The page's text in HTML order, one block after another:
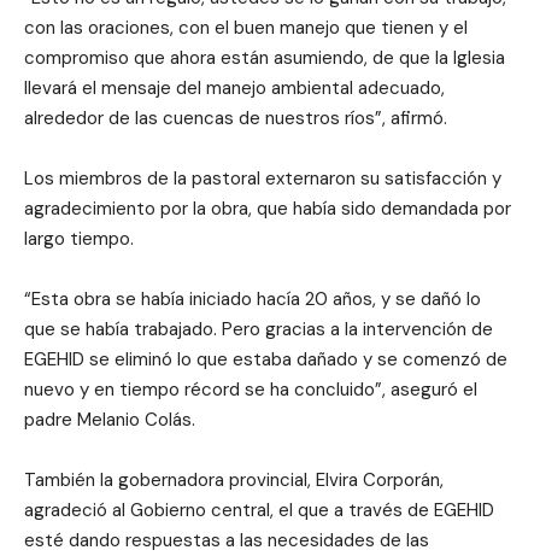
con las oraciones, con el buen manejo que tienen y el
compromiso que ahora están asumiendo, de que la Iglesia
llevará el mensaje del manejo ambiental adecuado,
alrededor de las cuencas de nuestros ríos”, afirmó.
Los miembros de la pastoral externaron su satisfacción y
agradecimiento por la obra, que había sido demandada por
largo tiempo.
“Esta obra se había iniciado hacía 20 años, y se dañó lo
que se había trabajado. Pero gracias a la intervención de
EGEHID se eliminó lo que estaba dañado y se comenzó de
nuevo y en tiempo récord se ha concluido”, aseguró el
padre Melanio Colás.
También la gobernadora provincial, Elvira Corporán,
agradeció al Gobierno central, el que a través de EGEHID
esté dando respuestas a las necesidades de las